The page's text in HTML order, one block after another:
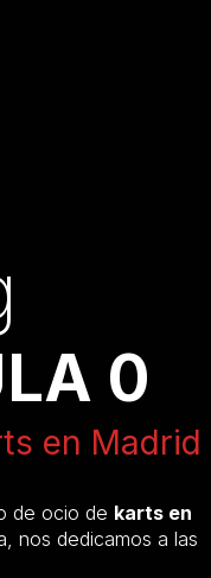
0
en Madrid
de ocio de karts en
nos dedicamos a las